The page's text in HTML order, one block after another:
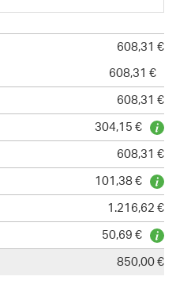
608,31 €
608,31 €
608,31 €
304,15 €
608,31 €
101,38 €
1.216,62 €
50,69 €
850,00 €